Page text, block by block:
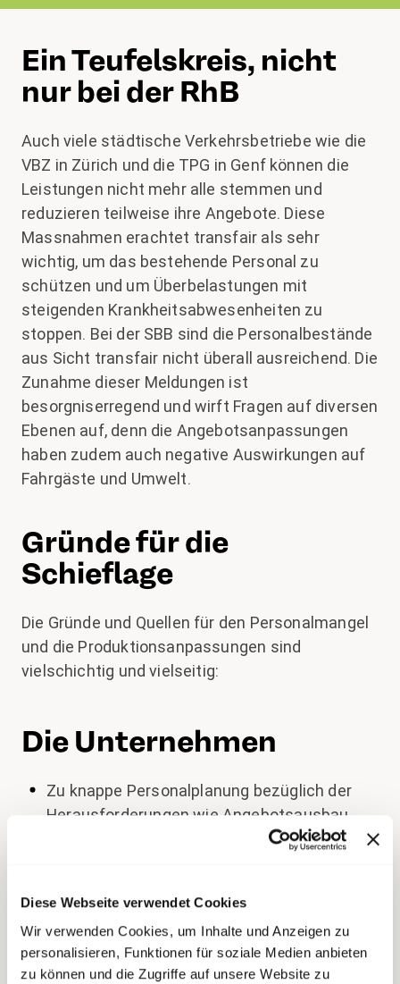
Diese Webseite verwendet Cookies
Wir verwenden Cookies, um Inhalte und Anzeigen zu
personalisieren, Funktionen für soziale Medien anbieten
zu können und die Zugriffe auf unsere Website zu
Ein Teufelskreis, nicht
nur bei der RhB
Auch viele städtische Verkehrsbetriebe wie die
VBZ in Zürich und die TPG in Genf können die
Leistungen nicht mehr alle stemmen und
reduzieren teilweise ihre Angebote. Diese
Massnahmen erachtet transfair als sehr
wichtig, um das bestehende Personal zu
schützen und um Überbelastungen mit
steigenden Krankheitsabwesenheiten zu
stoppen. Bei der SBB sind die Personalbestände
aus Sicht transfair nicht überall ausreichend. Die
Zunahme dieser Meldungen ist
besorgniserregend und wirft Fragen auf diversen
Ebenen auf, denn die Angebotsanpassungen
haben zudem auch negative Auswirkungen auf
Fahrgäste und Umwelt.
Gründe für die
Schieflage
Die Gründe und Quellen für den Personalmangel
und die Produktionsanpassungen sind
vielschichtig und vielseitig:
Die Unternehmen
Zu knappe Personalplanung bezüglich der
Herausforderungen wie Angebotsausbau,
Baustellen, Fahrgastaufkommen und der
Sparen bei Personalreserven, was zu
Überbelastung führt.
Tiefere Anwesenheitsquoten aufgrund